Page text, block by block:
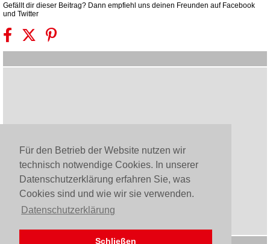
Für den Betrieb der Website nutzen wir
technisch notwendige Cookies. In unserer
Datenschutzerklärung erfahren Sie, was
Cookies sind und wie wir sie verwenden.
Datenschutzerklärung
Schließen
Gefällt dir dieser Beitrag? Dann empfiehl uns deinen Freunden auf Facebook
und Twitter